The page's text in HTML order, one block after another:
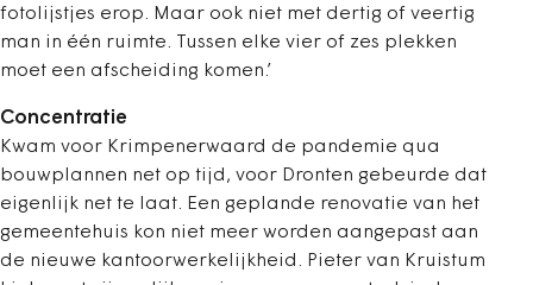
fotolijstjes erop. Maar ook niet met dertig of veertig
man in één ruimte. Tussen elke vier of zes plekken
moet een afscheiding komen.’
Concentratie
Kwam voor Krimpenerwaard de pandemie qua
bouwplannen net op tijd, voor Dronten gebeurde dat
eigenlijk net te laat. Een geplande renovatie van het
gemeentehuis kon niet meer worden aangepast aan
de nieuwe kantoorwerkelijkheid. Pieter van Kruistum